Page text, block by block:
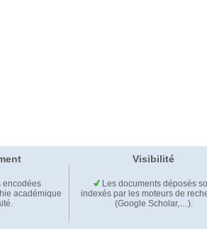
Visibilité
académique
Les documents déposés
indexés par les moteurs de
(Google Scholar,…).